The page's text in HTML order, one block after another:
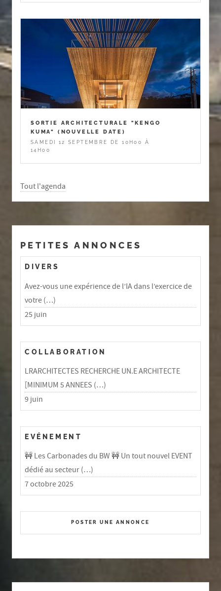
SORTIE ARCHITECTURALE "KENGO
KUMA" (NOUVELLE DATE)
SAMEDI 12 SEPTEMBRE DE 10H00 À
14H00
Tout l'agenda
PETITES ANNONCES
DIVERS
Avez-vous une expérience de l’IA dans l’exercice de
votre (…)
25 juin
COLLABORATION
LRARCHITECTES RECHERCHE UN.E ARCHITECTE
[MINIMUM 5 ANNEES (…)
9 juin
EVÉNEMENT
🚧 Les Carbonades du BW 🚧 Un tout nouvel EVENT
dédié au secteur (…)
7 octobre 2025
POSTER UNE ANNONCE